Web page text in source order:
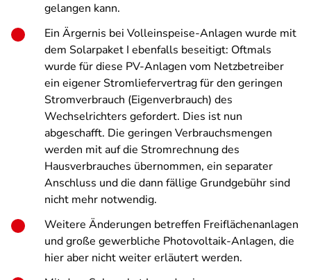
gelangen kann.
Ein Ärgernis bei Volleinspeise-Anlagen wurde mit
dem Solarpaket I ebenfalls beseitigt: Oftmals
wurde für diese PV-Anlagen vom Netzbetreiber
ein eigener Stromliefervertrag für den geringen
Stromverbrauch (Eigenverbrauch) des
Wechselrichters gefordert. Dies ist nun
abgeschafft. Die geringen Verbrauchsmengen
werden mit auf die Stromrechnung des
Hausverbrauches übernommen, ein separater
Anschluss und die dann fällige Grundgebühr sind
nicht mehr notwendig.
Weitere Änderungen betreffen Freiflächenanlagen
und große gewerbliche Photovoltaik-Anlagen, die
hier aber nicht weiter erläutert werden.